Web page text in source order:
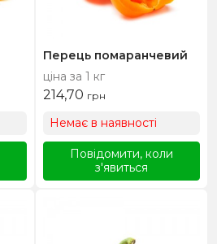
Перець помаранчевий
ціна за 1 кг
214,70 грн
Немає в наявності
Повідомити, коли
з'явиться